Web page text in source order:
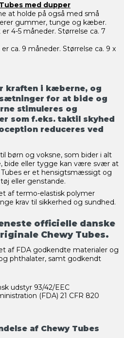
med dupper
at holde på også med små
gummer, tunge og kæber.
4-5 måneder. Størrelse ca. 7
ca. 9 måneder. Størrelse ca. 9 x
kraften i kæberne, og
for at bide og
stimuleres og
som f.eks. taktil skyhed
reduceres ved
børn og voksne, som bider i alt
bide eller tygge kan være svær at
er et hensigtsmæssigt og
eller genstande.
af termo-elastisk polymer
krav til sikkerhed og sundhed.
officielle danske
Chewy Tubes.
af FDA godkendte materialer og
phthalater, samt godkendt
udstyr 93/42/EEC
(FDA) 21 CFR 820
af Chewy Tubes